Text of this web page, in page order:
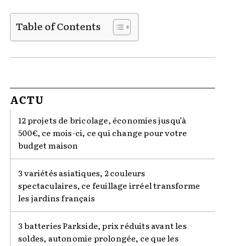
Table of Contents
ACTU
12 projets de bricolage, économies jusqu’à
500€, ce mois-ci, ce qui change pour votre
budget maison
3 variétés asiatiques, 2 couleurs
spectaculaires, ce feuillage irréel transforme
les jardins français
3 batteries Parkside, prix réduits avant les
soldes, autonomie prolongée, ce que les